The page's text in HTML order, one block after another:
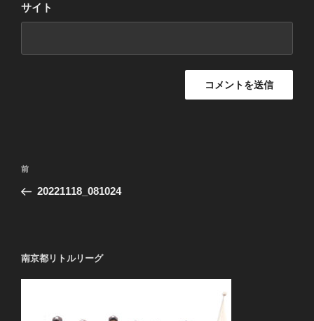
サイト
投
ナ
ー
シ
過
去
前
20221118_081024
南京都リトルリーグ